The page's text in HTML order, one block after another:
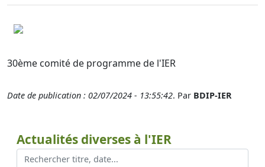
30ème comité de programme de l'IER
Date de publication : 02/07/2024 - 13:55:42. Par BDIP-IER
Actualités diverses à l'IER